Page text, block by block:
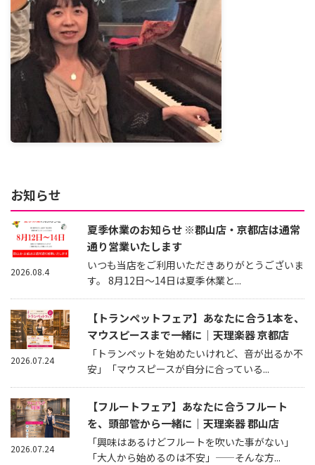
お知らせ
夏季休業のお知らせ ※郡山店・京都店は通常
通り営業いたします
いつも当店をご利用いただきありがとうございま
す。 8月12日～14日は夏季休業と...
2026.08.4
【トランペットフェア】あなたに合う1本を、
マウスピースまで一緒に｜天理楽器 京都店
「トランペットを始めたいけれど、音が出るか不
安」「マウスピースが自分に合っている...
2026.07.24
【フルートフェア】あなたに合うフルート
を、頭部管から一緒に｜天理楽器 郡山店
「興味はあるけどフルートを吹いた事がない」
「大人から始めるのは不安」——そんな方...
2026.07.24